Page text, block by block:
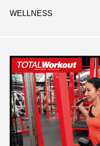
WELLNESS